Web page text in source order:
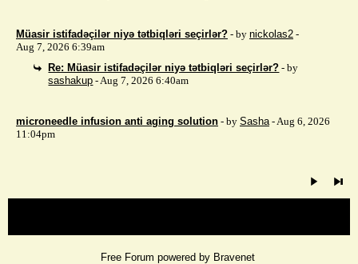
Müasir istifadəçilər niyə tətbiqləri seçirlər? - by nickolas2 -
Aug 7, 2026 6:39am
Re: Müasir istifadəçilər niyə tətbiqləri seçirlər? - by
sashakup - Aug 7, 2026 6:40am
microneedle infusion anti aging solution - by Sasha- Aug 6, 2026
11:04pm
Free Forum powered by Bravenet